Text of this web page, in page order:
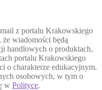
z portalu Krakowskiego
wiadomości będą
handlowych o produktach,
portalu Krakowskiego
o charakterze edukacyjnym.
osobowych, w tym o
w Polityce.